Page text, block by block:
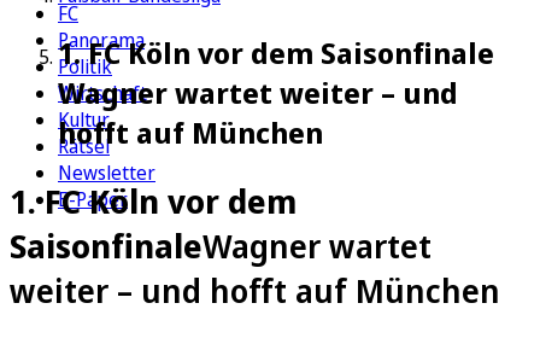
FC
Panorama
Politik
Wirtschaft
Kultur
Rätsel
Newsletter
E-Paper
1. FC Köln vor dem Saisonfinale
Wagner wartet weiter – und
hofft auf München
1. FC Köln vor dem
SaisonfinaleWagner wartet
weiter – und hofft auf München